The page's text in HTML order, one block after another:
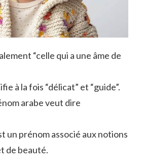
“celle qui a une âme de
à la fois “délicat” et “guide”.
arabe veut dire
un prénom associé aux notions
de beauté.